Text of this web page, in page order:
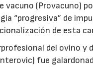
vacuno (Provacuno)
“progresiva” de
de esta
del ovino y
fue